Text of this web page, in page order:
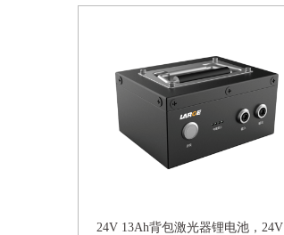
24V 13Ah背包激光器锂电池，24V